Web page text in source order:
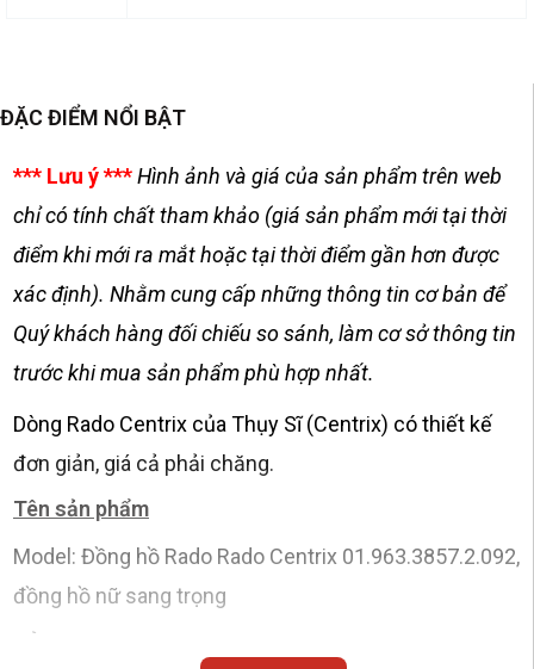
ĐẶC ĐIỂM NỔI BẬT
*** Lưu ý ***Hình ảnh và giá của sản phẩm trên web
chỉ có tính chất tham khảo (giá sản phẩm mới tại thời
điểm khi mới ra mắt hoặc tại thời điểm gần hơn được
xác định). Nhằm cung cấp những thông tin cơ bản để
Quý khách hàng đối chiếu so sánh, làm cơ sở thông tin
trước khi mua sản phẩm phù hợp nhất.
Dòng Rado Centrix của Thụy Sĩ (Centrix) có thiết kế
đơn giản, giá cả phải chăng.
Tên sản phẩm
Model: Đồng hồ Rado Rado Centrix 01.963.3857.2.092,
đồng hồ nữ sang trọng
Vỏ